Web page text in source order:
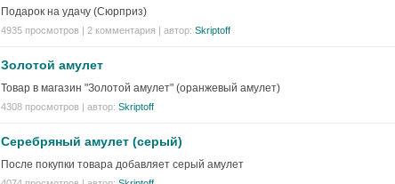
Подарок на удачу (Сюрприз)
4935 просмотров | 2 комментария | автор: Skriptoff
Золотой амулет
Товар в магазин "Золотой амулет" (оранжевый амулет)
4308 просмотров | автор: Skriptoff
Серебряный амулет (серый)
После покупки товара добавляет серый амулет